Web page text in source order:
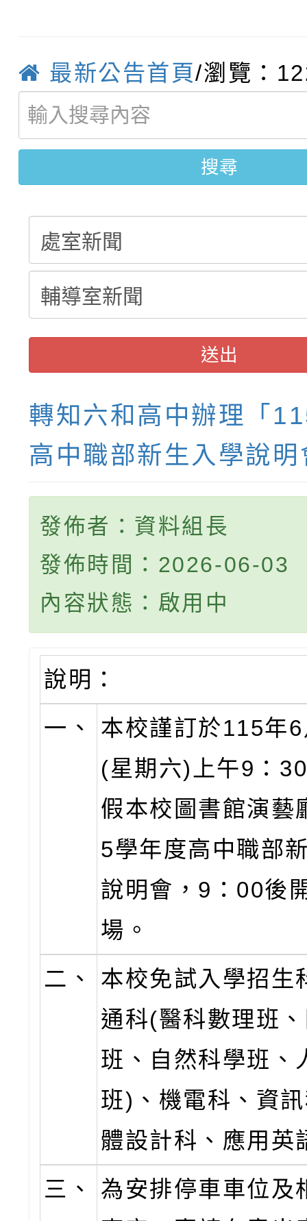
「祖孫樂淘桃」、「愛
絕-親子共學同樂會」
站幸福系列講座及成長
報，惠請貴機關(學校)
宣導。
員」簡章及活動海報，
踴躍報名參加
115學年度新生訓練注
115學年度新生補報到
結果
【甄選結果(第10招)】
學年度第1學期第7次
結果(第10招)
最新公告首頁/瀏覽：
搜尋
送出
轉知六和高中辦理「
高中職部新生入學說明
發佈者：資料組長
發佈時間：2026-06-03
內容狀態：啟用中
說明：
一、
本校謹訂於115年
(星期六)上午9：
假本校圖書館演藝
5學年度高中職部
說明會，9：00後
場。
二、
本校免試入學招生
通科(醫科數理班
班、自然科學班、
班)、機電科、資
體設計科、應用英
三、
為安排停車車位及